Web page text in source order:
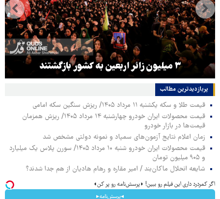
۳ میلیون زائر اربعین به کشور بازگشتند
پربازدیدترین‌ مطالب
قیمت طلا و سکه یکشنبه ۱۱ مرداد ۱۴۰۵/ ریزش سنگین سکه امامی
قیمت محصولات ایران خودرو چهارشنبه ۱۴ مرداد ۱۴۰۵/ ریزش همزمان
قیمت‌ها در بازار خودرو
زمان اعلام نتایج آزمون‌های سمپاد و نمونه دولتی مشخص شد
قیمت محصولات ایران خودرو شنبه ۱۰ مرداد ۱۴۰۵/ سورن پلاس یک میلیارد
و ۹۰۵ میلیون تومان
شایعه انحلال ماکان‌بند / امیر مقاره و رهام هادیان از هم جدا شدند؟
اگر کمردرد داری این فیلم رو ببین! ◗پرسش‌نامه رو پر کن◖
◂پرسش‌نامه▸